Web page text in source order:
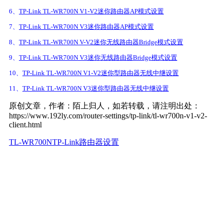
6、 TP-Link TL-WR700N V1-V2迷你路由器AP模式设置
7、 TP-Link TL-WR700N V3迷你路由器AP模式设置
8、 TP-Link TL-WR700N V-V2迷你无线路由器Bridge模式设置
9、 TP-Link TL-WR700N V3迷你无线路由器Bridge模式设置
10、 TP-Link TL-WR700N V1-V2迷你型路由器无线中继设置
11、 TP-Link TL-WR700N V3迷你型路由器无线中继设置
原创文章，作者：陌上归人，如若转载，请注明出处：
https://www.192ly.com/router-settings/tp-link/tl-wr700n-v1-v2-
client.html
TL-WR700NTP-Link路由器设置